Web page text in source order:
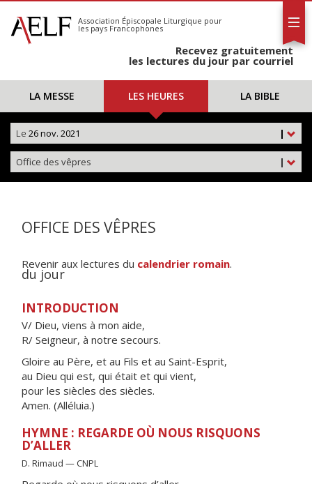
S'abonner
Calendrier
Association Épiscopale Liturgique pour
les pays Francophones
Recevez gratuitement
les lectures du jour par courriel
LA MESSE LES HEURES LA BIBLE
|
Le 26 nov. 2021
|
Office des vêpres
OFFICE DES VÊPRES
Revenir aux lectures du calendrier romain.
du jour
INTRODUCTION
V/ Dieu, viens à mon aide,
R/ Seigneur, à notre secours.
Gloire au Père, et au Fils et au Saint-Esprit,
au Dieu qui est, qui était et qui vient,
pour les siècles des siècles.
Amen. (Alléluia.)
HYMNE : REGARDE OÙ NOUS RISQUONS
D’ALLER
D. Rimaud — CNPL